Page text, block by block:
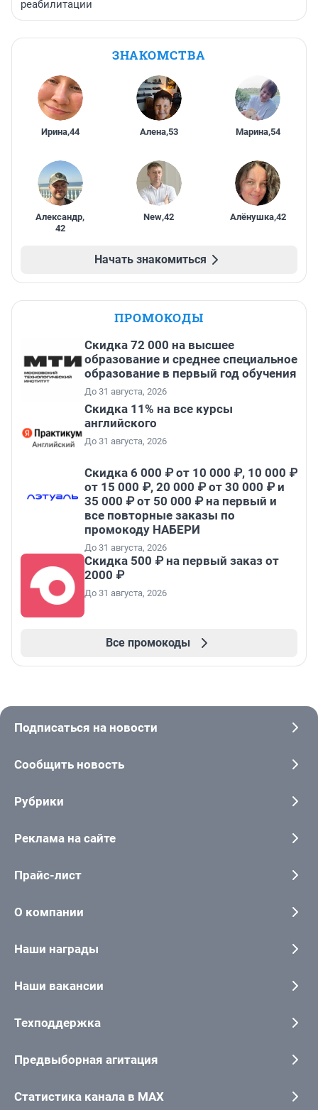
реабилитации
ЗНАКОМСТВА
Ирина,44 Алена,53 Марина,54
Александр,
42
New,42 Алёнушка,42
Начать знакомиться
ПРОМОКОДЫ
Скидка 72 000 на высшее
образование и среднее специальное
образование в первый год обучения
До 31 августа, 2026
Скидка 11% на все курсы
английского
До 31 августа, 2026
Скидка 6 000 ₽ от 10 000 ₽, 10 000 ₽
от 15 000 ₽, 20 000 ₽ от 30 000 ₽ и
35 000 ₽ от 50 000 ₽ на первый и
все повторные заказы по
промокоду НАБЕРИ
До 31 августа, 2026
Скидка 500 ₽ на первый заказ от
2000 ₽
До 31 августа, 2026
Все промокоды
Подписаться на новости
Сообщить новость
Рубрики
Реклама на сайте
Прайс-лист
О компании
Наши награды
Наши вакансии
Техподдержка
Предвыборная агитация
Статистика канала в MAX